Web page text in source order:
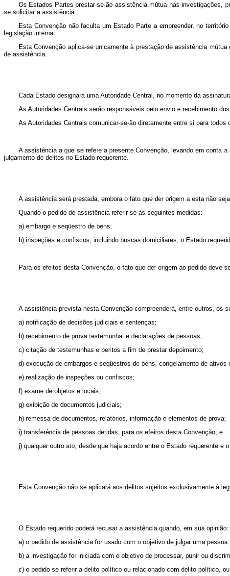
Os Estados Partes prestar-se-ão assistência mútua nas investigações,
se solicitar a assistência.
Esta Convenção não faculta um Estado Parte a empreender, no
legislação interna.
Esta Convenção aplica-se unicamente à prestação de assistência
de assistência.
Cada Estado designará uma Autoridade Central, no momento da
As Autoridades Centrais serão responsáveis pelo envio e recebimento
As Autoridades Centrais comunicar-se-ão diretamente entre si para todos
A assistência a que se refere a presente Convenção, levando em conta
julgamento de delitos no Estado requerente.
A assistência será prestada, embora o fato que der origem a esta não
Quando o pedido de assistência referir-se às seguintes medidas:
a) embargo e seqüestro de bens;
b) inspeções e confiscos, incluindo buscas domiciliares, o Estado
Para os efeitos desta Convenção, o fato que der origem ao pedido deve
A assistência prevista nesta Convenção compreenderá, entre outros, os
a) notificação de decisões judiciais e sentenças;
b) recebimento de prova testemunhal e declarações de pessoas;
c) citação de testemunhas e peritos a fim de prestar depoimento;
d) execução de embargos e seqüestros de bens, congelamento de
e) realização de inspeções ou confiscos;
f) exame de objetos e locais;
g) exibição de documentos judiciais;
h) remessa de documentos, relatórios, informação e elementos de prova;
i) transferência de pessoas detidas, para os efeitos desta Convenção; e
j) qualquer outro ato, desde que haja acordo entre o Estado requerente e
Esta Convenção não se aplicará aos delitos sujeitos exclusivamente à
O Estado requerido poderá recusar a assistência quando, em sua opinião:
a) o pedido de assistência for usado com o objetivo de julgar uma
b) a investigação for iniciada com o objetivo de processar, punir ou
c) o pedido se referir a delito político ou relacionado com delito político,